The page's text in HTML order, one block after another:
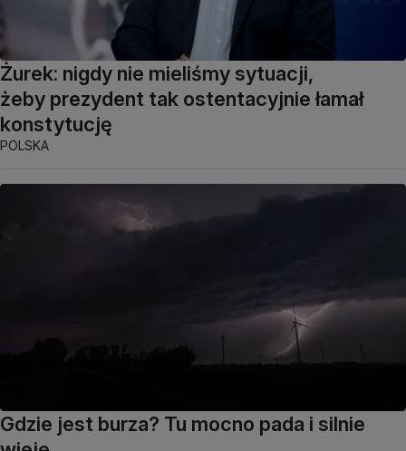
Żurek: nigdy nie mieliśmy sytuacji,
żeby prezydent tak ostentacyjnie łamał
konstytucję
POLSKA
Gdzie jest burza? Tu mocno pada i silnie